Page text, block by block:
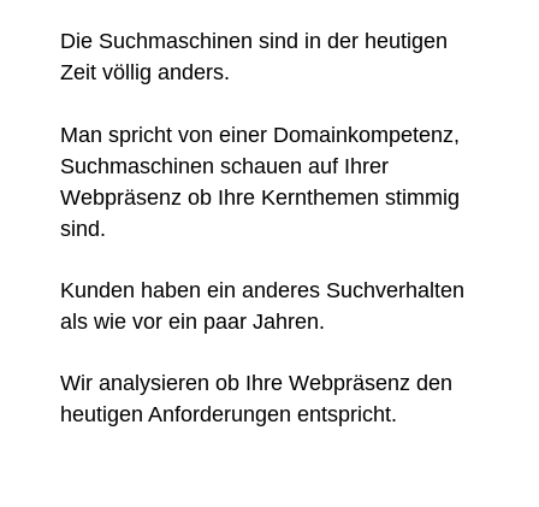
Die Suchmaschinen sind in der heutigen
Zeit völlig anders.
Man spricht von einer Domainkompetenz,
Suchmaschinen schauen auf Ihrer
Webpräsenz ob Ihre Kernthemen stimmig
sind.
Kunden haben ein anderes Suchverhalten
als wie vor ein paar Jahren.
Wir analysieren ob Ihre Webpräsenz den
heutigen Anforderungen entspricht.